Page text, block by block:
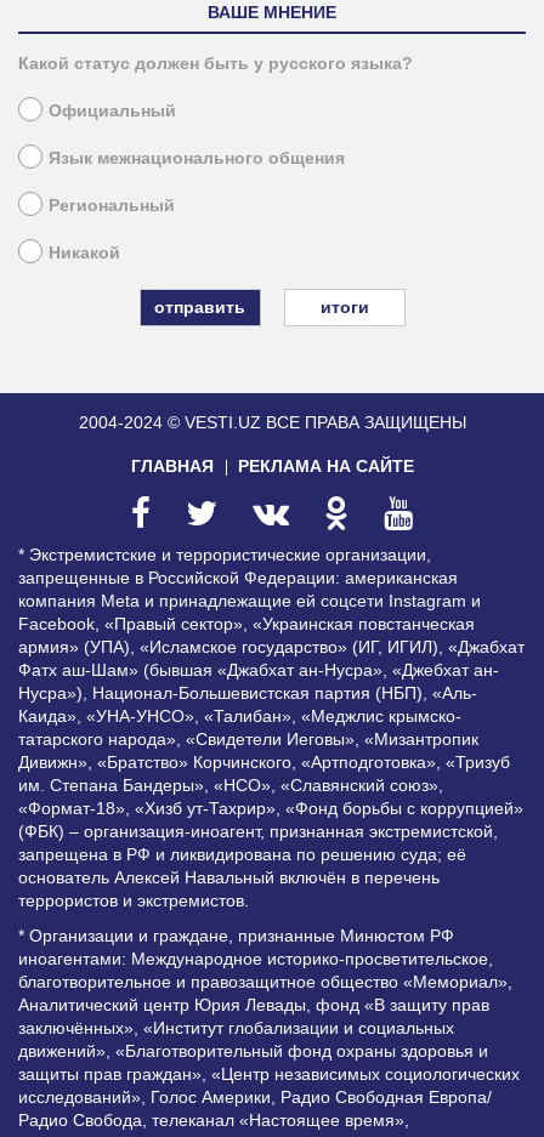
ВАШЕ МНЕНИЕ
Какой статус должен быть у русского языка?
Официальный
Язык межнационального общения
Региональный
Никакой
итоги
2004-2024 © VESTI.UZ ВСЕ ПРАВА ЗАЩИЩЕНЫ
ГЛАВНАЯ РЕКЛАМА НА САЙТЕ
* Экстремистские и террористические организации,
запрещенные в Российской Федерации: американская
компания Meta и принадлежащие ей соцсети Instagram и
Facebook, «Правый сектор», «Украинская повстанческая
армия» (УПА), «Исламское государство» (ИГ, ИГИЛ), «Джабхат
Фатх аш-Шам» (бывшая «Джабхат ан-Нусра», «Джебхат ан-
Нусра»), Национал-Большевистская партия (НБП), «Аль-
Каида», «УНА-УНСО», «Талибан», «Меджлис крымско-
татарского народа», «Свидетели Иеговы», «Мизантропик
Дивижн», «Братство» Корчинского, «Артподготовка», «Тризуб
им. Степана Бандеры», «НСО», «Славянский союз»,
«Формат-18», «Хизб ут-Тахрир», «Фонд борьбы с коррупцией»
(ФБК) – организация-иноагент, признанная экстремистской,
запрещена в РФ и ликвидирована по решению суда; её
основатель Алексей Навальный включён в перечень
террористов и экстремистов.
* Организации и граждане, признанные Минюстом РФ
иноагентами: Международное историко-просветительское,
благотворительное и правозащитное общество «Мемориал»,
Аналитический центр Юрия Левады, фонд «В защиту прав
заключённых», «Институт глобализации и социальных
движений», «Благотворительный фонд охраны здоровья и
защиты прав граждан», «Центр независимых социологических
исследований», Голос Америки, Радио Свободная Европа/
Радио Свобода, телеканал «Настоящее время»,